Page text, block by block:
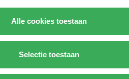
Alle cookies toestaan
Selectie toestaan
druk begint
zeker nadat presentator
Terug naar je eige land
ruimer kinderpardon, zodat